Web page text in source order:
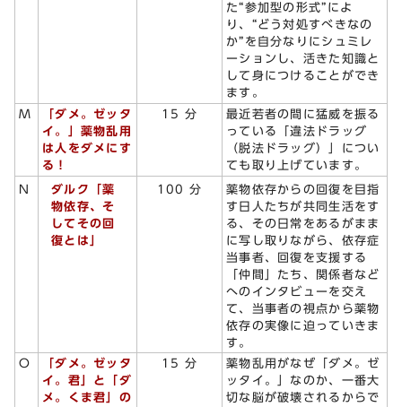
た“参加型の形式”によ
り、“どう対処すべきなの
か”を自分なりにシュミレ
ーションし、活きた知識と
して身につけることができ
ます。
M
「ダメ。ゼッタ
イ。」薬物乱用
は人をダメにす
る！
15 分
最近若者の間に猛威を振る
っている「違法ドラッグ
（脱法ドラッグ）」につい
ても取り上げています。
N
ダルク「薬
物依存、そ
してその回
復とは」
100 分
薬物依存からの回復を目指
す日人たちが共同生活をす
る、その日常をあるがまま
に写し取りながら、依存症
当事者、回復を支援する
「仲間」たち、関係者など
へのインタビューを交え
て、当事者の視点から薬物
依存の実像に迫っていきま
す。
O
「ダメ。ゼッタ
イ。君」と「ダ
メ。くま君」の
15 分
薬物乱用がなぜ「ダメ。ゼ
ッタイ。」なのか、一番大
切な脳が破壊されるからで